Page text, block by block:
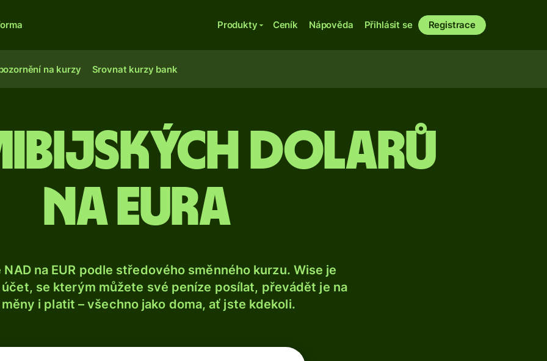
Produkty Ceník Nápověda Přihlásit se Registrace
na kurzy Srovnat kurzy bank
dolarů
na eura
na EUR podle středového směnného kurzu. Wise je
se kterým můžete své peníze posílat, převádět je na
i platit – všechno jako doma, ať jste kdekoli.